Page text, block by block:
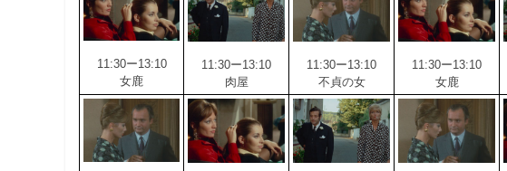
11:30ー13:10
女鹿
11:30ー13:10
肉屋
11:30ー13:10
不貞の女
11:30ー13:10
女鹿